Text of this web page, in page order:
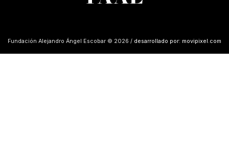
Fundación Alejandro Ángel Escobar © 2026 / desarrollado por: movipixel.com